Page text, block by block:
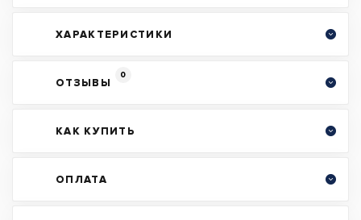
ХАРАКТЕРИСТИКИ
ОТЗЫВЫ
0
КАК КУПИТЬ
ОПЛАТА